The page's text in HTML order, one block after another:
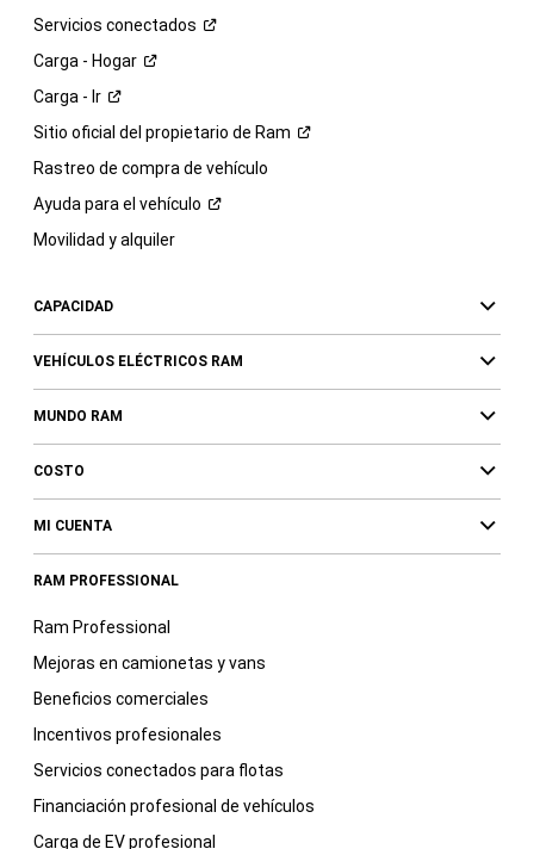
Servicios conectados
Carga - Hogar
Carga - Ir
Sitio oficial del propietario de Ram
Rastreo de compra de vehículo
Ayuda para el vehículo
Movilidad y alquiler
CAPACIDAD
VEHÍCULOS ELÉCTRICOS RAM
MUNDO RAM
COSTO
MI CUENTA
RAM PROFESSIONAL
Ram Professional
Mejoras en camionetas y vans
Beneficios comerciales
Incentivos profesionales
Servicios conectados para flotas
Financiación profesional de vehículos
Carga de EV profesional